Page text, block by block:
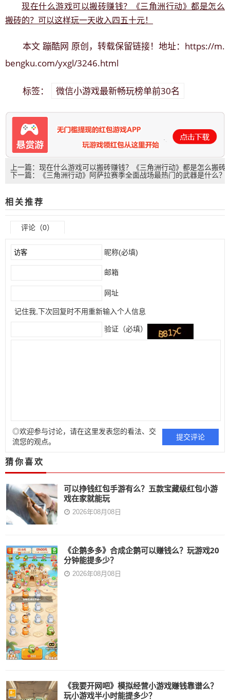
现在什么游戏可以搬砖赚钱？《三角洲行动》都是怎么
搬砖的？可以这样玩一天收入四五十元！
本文 蹦酷网 原创，转载保留链接！地址： https://m.
bengku.com/yxgl/3246.html
标签： 微信小游戏最新畅玩榜单前30名
上一篇：现在什么游戏可以搬砖赚钱？《三角洲行动》都是怎么搬砖
的？可以这样玩一天收入四五十元！
下一篇：《三角洲行动》阿萨拉赛季全面战场最热门的武器是什么？
相关推荐
评论（0）
昵称(必填)
邮箱
网址
记住我,下次回复时不用重新输入个人信息
验证（必填）
◎欢迎参与讨论，请在这里发表您的看法、交
流您的观点。
猜你喜欢
可以挣钱红包手游有么？五款宝藏级红包小游
戏在家就能玩
2026年08月08日
《企鹅多多》合成企鹅可以赚钱么？玩游戏20
分钟能提多少？
2026年08月08日
《我要开网吧》模拟经营小游戏赚钱靠谱么？
玩小游戏半小时能提多少？